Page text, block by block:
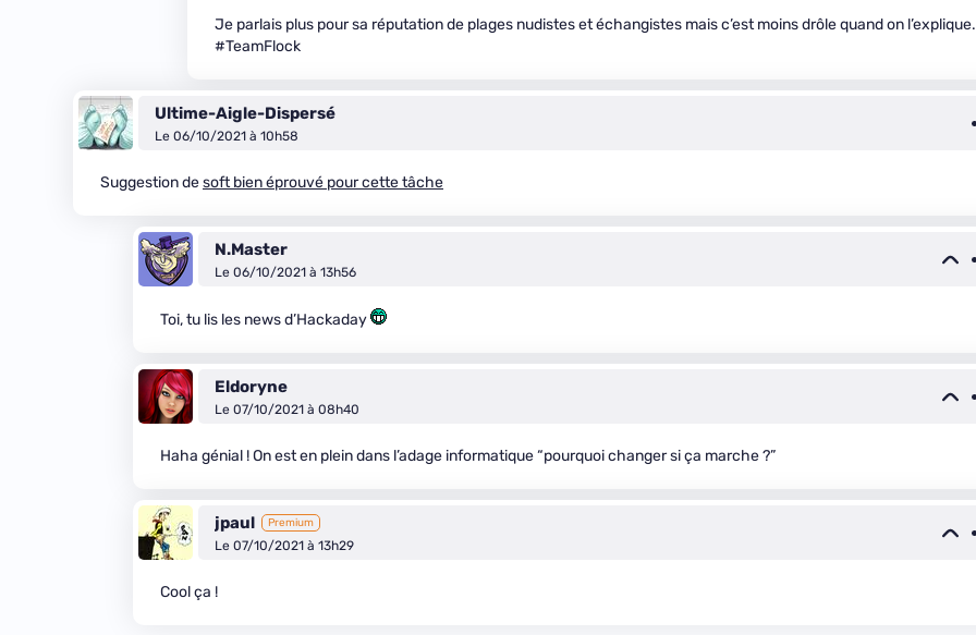
Je parlais plus pour sa réputation de plages nudistes et échangistes mais c’est moins drôle quand on l’explique.
#TeamFlock
Ultime-Aigle-Dispersé
Le 06/10/2021 à 10h58
Suggestion desoft bien éprouvé pour cette tâche
N.Master
Le 06/10/2021 à 13h56
Toi, tu lis les news d’Hackaday
Eldoryne
Le 07/10/2021 à 08h40
Haha génial ! On est en plein dans l’adage informatique “pourquoi changer si ça marche ?”
jpaul Premium
Le 07/10/2021 à 13h29
Cool ça !